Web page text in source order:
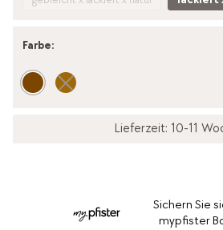
Farbe:
Lieferzeit: 10-11
Sichern Sie
mypfister